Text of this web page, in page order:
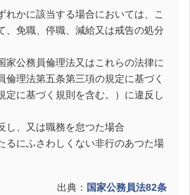
れかに該当する場合においては、こ
、免職、停職、減給又は戒告の処分
公務員倫理法又はこれらの法律に
倫理法第五条第三項の規定に基づく
定に基づく規則を含む。）に違反し
、又は職務を怠つた場合
にふさわしくない非行のあつた場
出典： 国家公務員法82条